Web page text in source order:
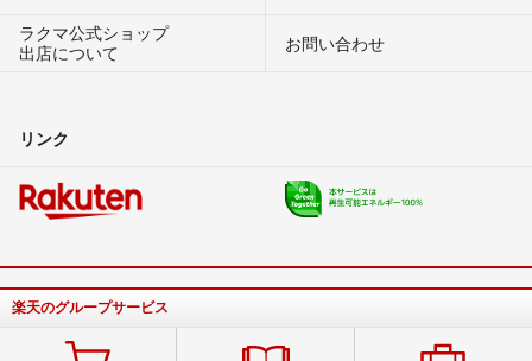
ラクマ公式ショップ
出店について
お問い合わせ
リンク
楽天のグループサービス